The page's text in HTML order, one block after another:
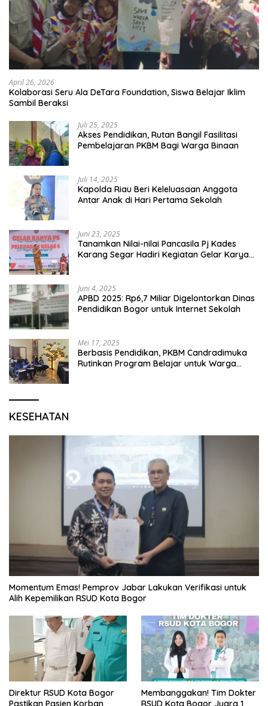
April 26, 2026
Kolaborasi Seru Ala DeTara Foundation, Siswa Belajar Iklim
Sambil Beraksi
Juli 25, 2025
Akses Pendidikan, Rutan Bangil Fasilitasi
Pembelajaran PKBM Bagi Warga Binaan
Juli 14, 2025
Kapolda Riau Beri Keleluasaan Anggota
Antar Anak di Hari Pertama Sekolah
Juni 23, 2025
Tanamkan Nilai-nilai Pancasila Pj Kades
Karang Segar Hadiri Kegiatan Gelar Karya
Juni 4, 2025
APBD 2025: Rp6,7 Miliar Digelontorkan Dinas
Pendidikan Bogor untuk Internet Sekolah
Mei 17, 2025
Berbasis Pendidikan, PKBM Candradimuka
Rutinkan Program Belajar untuk Warga
KESEHATAN
Momentum Emas! Pemprov Jabar Lakukan Verifikasi untuk
Alih Kepemilikan RSUD Kota Bogor
Direktur RSUD Kota Bogor
Pastikan Pasien Korban
Membanggakan! Tim Dokter
RSUD Kota Bogor Juara 1